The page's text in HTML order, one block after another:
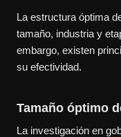
La estructura óptima
tamaño, industria y
embargo, existen
su efectividad.
Tamaño óptimo
La investigación en